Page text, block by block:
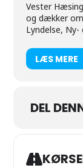
Vester
og dækker
Lyndelse, Ny-
LÆS MERE
DEL